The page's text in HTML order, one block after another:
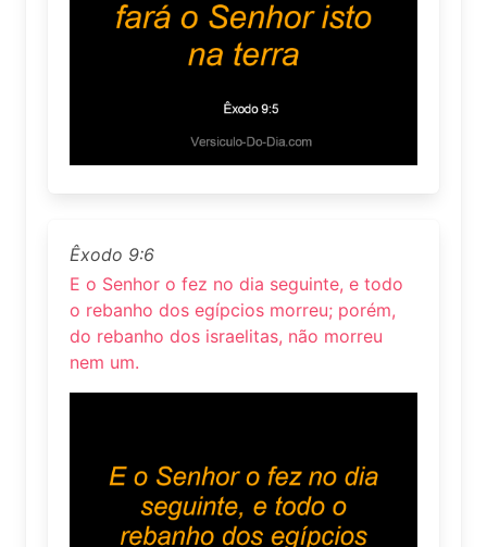
Êxodo 9:6
E o Senhor o fez no dia seguinte, e todo
o rebanho dos egípcios morreu; porém,
do rebanho dos israelitas, não morreu
nem um.